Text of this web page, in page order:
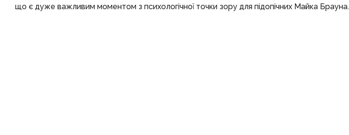
що є дуже важливим моментом з психологічної точки зору для підопічних Майка Брауна.